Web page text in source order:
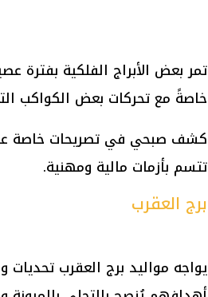
تمر بعض الأبراج الفلكية بفترة
خاصةً مع تحركات بعض الكواكب
كشف صبحي في تصريحات خاصة عن
تتسم بأزمات مالية ومهنية.
برج العقرب
يواجه مواليد برج العقرب